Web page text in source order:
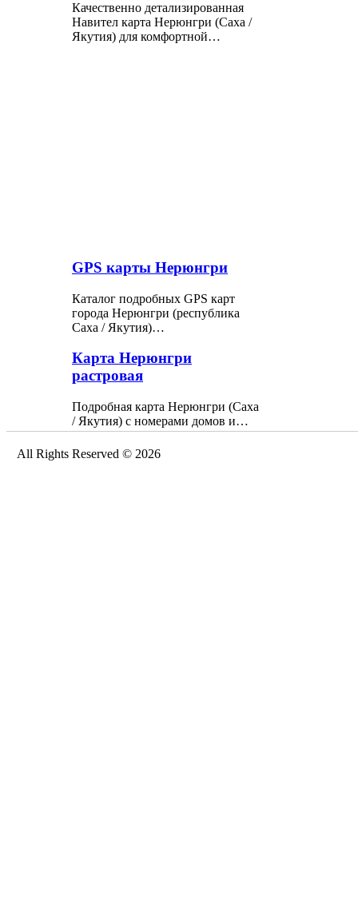
Качественно детализированная
Навител карта Нерюнгри (Саха /
Якутия) для комфортной…
GPS карты Нерюнгри
Каталог подробных GPS карт
города Нерюнгри (республика
Саха / Якутия)…
Карта Нерюнгри
растровая
Подробная карта Нерюнгри (Саха
/ Якутия) с номерами домов и…
All Rights Reserved © 2026